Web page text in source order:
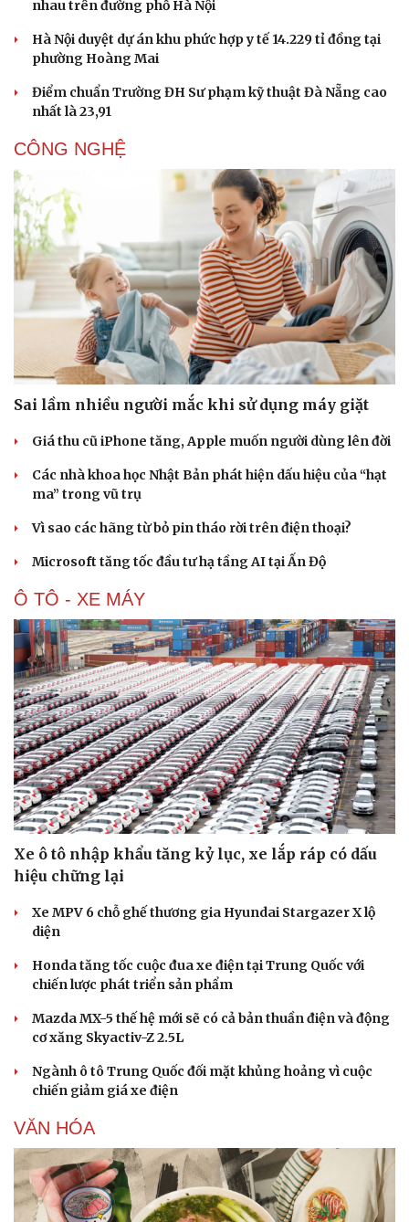
Văn hóa
Sân khấu - Điện ảnh
Âm nhạc
Di sản
Giải trí
Nghệ sĩ
Sao Việt
nhau trên đường phố Hà Nội
Hà Nội duyệt dự án khu phức hợp y tế 14.229 tỉ đồng tại
phường Hoàng Mai
Điểm chuẩn Trường ĐH Sư phạm kỹ thuật Đà Nẵng cao
nhất là 23,91
CÔNG NGHỆ
Sai lầm nhiều người mắc khi sử dụng máy giặt
Giá thu cũ iPhone tăng, Apple muốn người dùng lên đời
Các nhà khoa học Nhật Bản phát hiện dấu hiệu của “hạt
ma” trong vũ trụ
Vì sao các hãng từ bỏ pin tháo rời trên điện thoại?
Microsoft tăng tốc đầu tư hạ tầng AI tại Ấn Độ
Ô TÔ - XE MÁY
Xe ô tô nhập khẩu tăng kỷ lục, xe lắp ráp có dấu
hiệu chững lại
Xe MPV 6 chỗ ghế thương gia Hyundai Stargazer X lộ
diện
Honda tăng tốc cuộc đua xe điện tại Trung Quốc với
chiến lược phát triển sản phẩm
Mazda MX-5 thế hệ mới sẽ có cả bản thuần điện và động
cơ xăng Skyactiv-Z 2.5L
Ngành ô tô Trung Quốc đối mặt khủng hoảng vì cuộc
chiến giảm giá xe điện
VĂN HÓA